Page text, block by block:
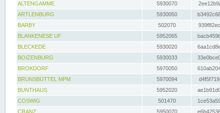
ALTENGAMME
5930070
ARTLENBURG
5930050
BARBY
502070
BLANKENESE UF
5952065
BLECKEDE
5930020
BOIZENBURG
5930033
BROKDORF
5970050
BRUNSBÜTTEL MPM
5970094
BUNTHAUS
5952020
COSWIG
501470
CRANZ
5950070